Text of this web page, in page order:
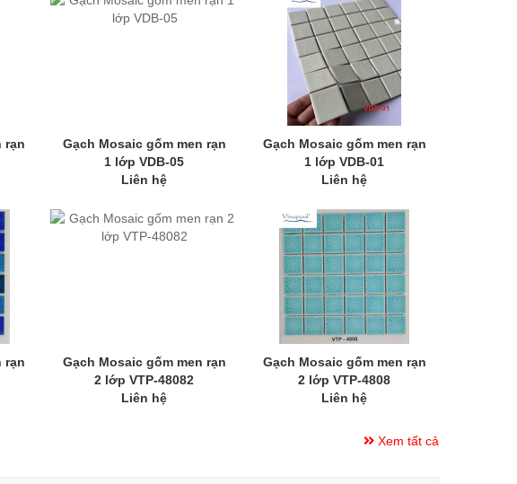
rạn
Gạch Mosaic gốm men rạn
1 lớp VDB-05
Liên hệ
Gạch Mosaic gốm men rạn
1 lớp VDB-01
Liên hệ
rạn
Gạch Mosaic gốm men rạn
2 lớp VTP-48082
Liên hệ
Gạch Mosaic gốm men rạn
2 lớp VTP-4808
Liên hệ
Xem tất cả